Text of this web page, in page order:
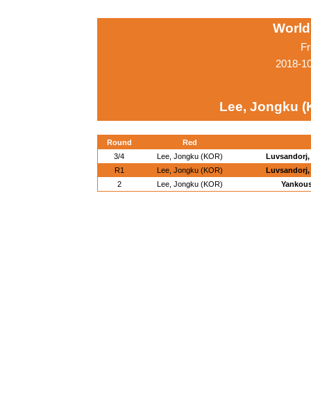
2018-
Lee, Jongku
Round
Red
3/4
Lee, Jongku (KOR)
R1
Lee, Jongku (KOR)
2
Lee, Jongku (KOR)